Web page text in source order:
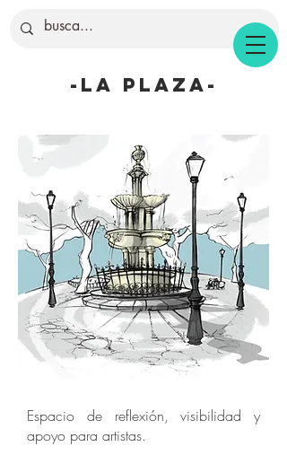
-la plaza-
Espacio de reflexión, visibilidad y
apoyo para artistas.